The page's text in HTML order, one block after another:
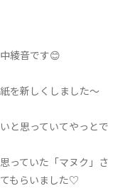
綾音です😊
を新しくしました～
と思っていてやっとで
っていた「マヌク」さ
もらいました♡